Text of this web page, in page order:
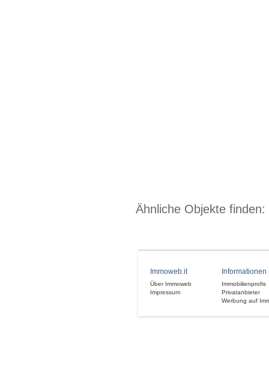
Ähnliche Objekte finden:
Immoweb.it
Über Immoweb
Impressum
Informationen
Immobilienprofis
Privatanbieter
Werbung auf